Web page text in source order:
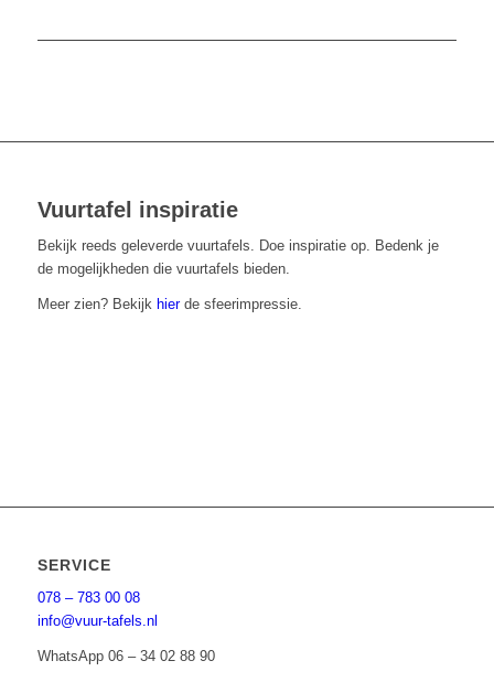
Vuurtafel inspiratie
Bekijk reeds geleverde vuurtafels. Doe inspiratie op. Bedenk je
de mogelijkheden die vuurtafels bieden.
Meer zien? Bekijk hierde sfeerimpressie.
SERVICE
078 – 783 00 08
info@vuur-tafels.nl
WhatsApp 06 – 34 02 88 90